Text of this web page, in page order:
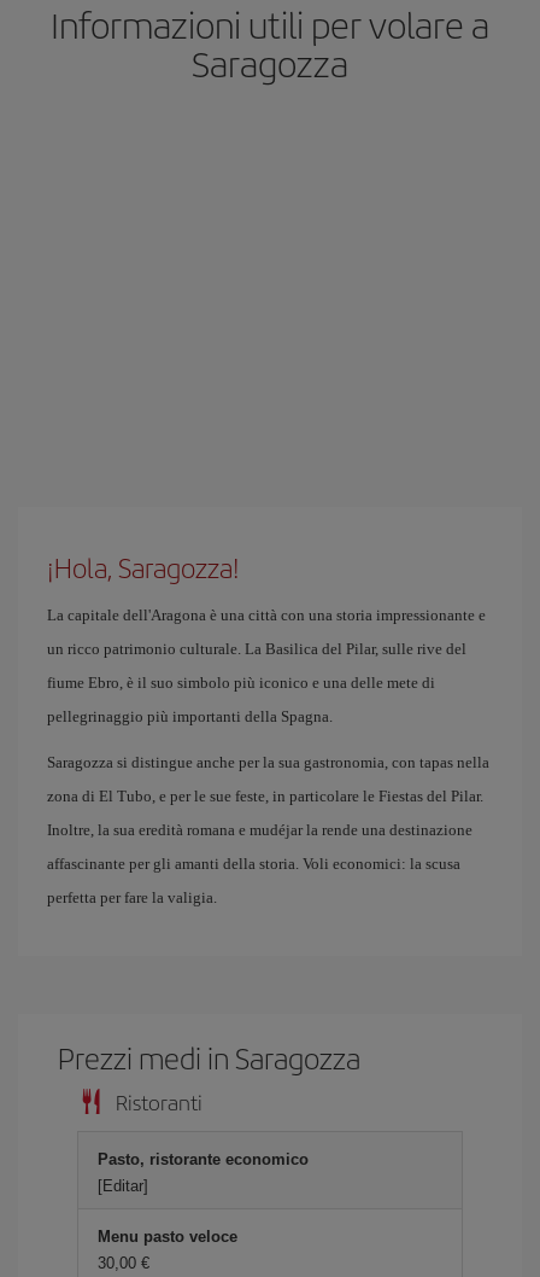
Informazioni utili per volare a
Saragozza
¡Hola, Saragozza!
La capitale dell'Aragona è una città con una storia impressionante e
un ricco patrimonio culturale. La Basilica del Pilar, sulle rive del
fiume Ebro, è il suo simbolo più iconico e una delle mete di
pellegrinaggio più importanti della Spagna.
Saragozza si distingue anche per la sua gastronomia, con tapas nella
zona di El Tubo, e per le sue feste, in particolare le Fiestas del Pilar.
Inoltre, la sua eredità romana e mudéjar la rende una destinazione
affascinante per gli amanti della storia. Voli economici: la scusa
perfetta per fare la valigia.
Prezzi medi in Saragozza
Ristoranti
Pasto, ristorante economico
[Editar]
Menu pasto veloce
30,00 €